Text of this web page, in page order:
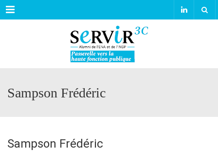
Menu
Sampson Frédéric
Sampson Frédéric